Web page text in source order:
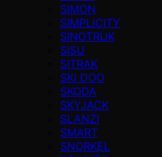
SIMON
SIMPLICITY
SINOTRUK
SISU
SITRAK
SKI DOO
SKODA
SKYJACK
SLANZI
SMART
SNORKEL